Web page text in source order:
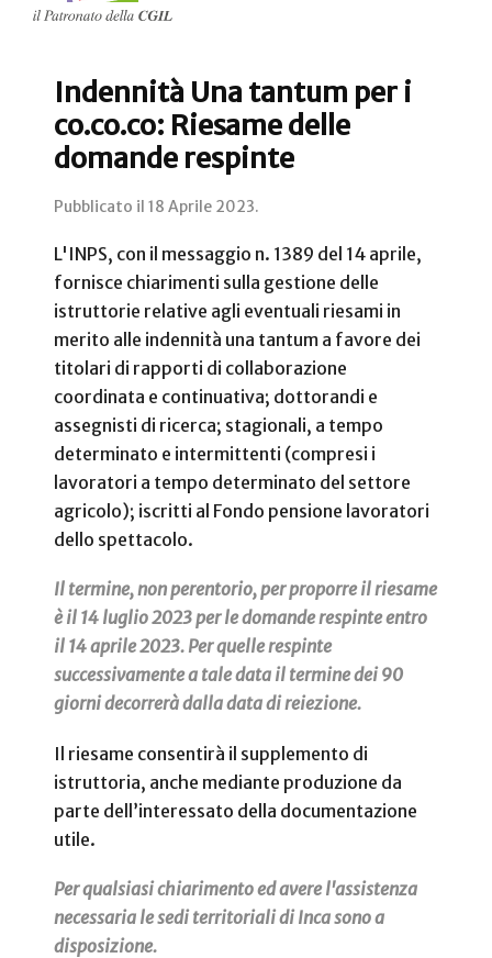
Indennità Una tantum per i
co.co.co: Riesame delle
domande respinte
Pubblicato il 18 Aprile 2023.
L'INPS, con il messaggio n. 1389 del 14 aprile,
fornisce chiarimenti sulla gestione delle
istruttorie relative agli eventuali riesami in
merito alle indennità una tantum a favore dei
titolari di rapporti di collaborazione
coordinata e continuativa; dottorandi e
assegnisti di ricerca; stagionali, a tempo
determinato e intermittenti (compresi i
lavoratori a tempo determinato del settore
agricolo); iscritti al Fondo pensione lavoratori
dello spettacolo.
Il termine, non perentorio, per proporre il riesame
è il 14 luglio 2023 per le domande respinte entro
il 14 aprile 2023. Per quelle respinte
successivamente a tale data il termine dei 90
giorni decorrerà dalla data di reiezione.
Il riesame consentirà il supplemento di
istruttoria, anche mediante produzione da
parte dell’interessato della documentazione
utile.
Per qualsiasi chiarimento ed avere l'assistenza
necessaria le sedi territoriali di Inca sono a
disposizione.